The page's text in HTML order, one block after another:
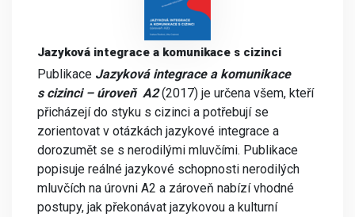
Jazyková integrace a komunikace s cizinci
Publikace Jazyková integrace a komunikace
s cizinci – úroveň A2(2017) je určena všem, kteří
přicházejí do styku s cizinci a potřebují se
zorientovat v otázkách jazykové integrace a
dorozumět se s nerodilými mluvčími. Publikace
popisuje reálné jazykové schopnosti nerodilých
mluvčích na úrovni A2 a zároveň nabízí vhodné
postupy, jak překonávat jazykovou a kulturní